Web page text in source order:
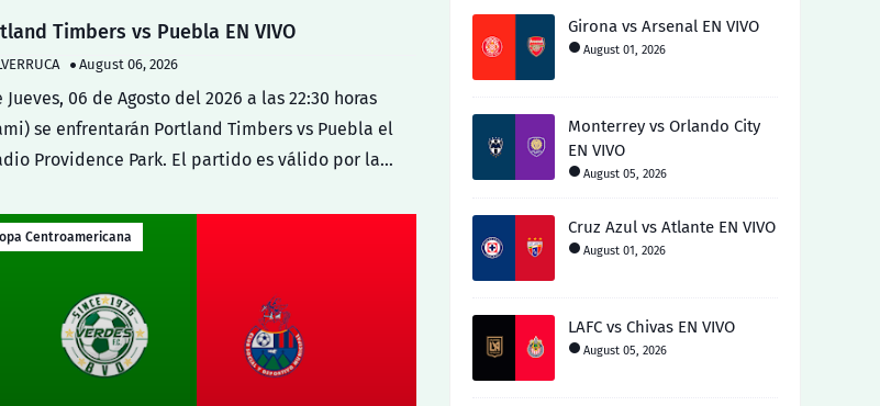
Timbers vs Puebla EN VIVO
August 06, 2026
Jueves, 06 de Agosto del 2026 a las 22:30 horas
se enfrentarán Portland Timbers vs Puebla el
Providence Park. El partido es válido por la…
Centroamericana
Girona vs Arsenal EN VIVO
August 01, 2026
Monterrey vs Orlando City
EN VIVO
August 05, 2026
Cruz Azul vs Atlante EN VIVO
August 01, 2026
LAFC vs Chivas EN VIVO
August 05, 2026